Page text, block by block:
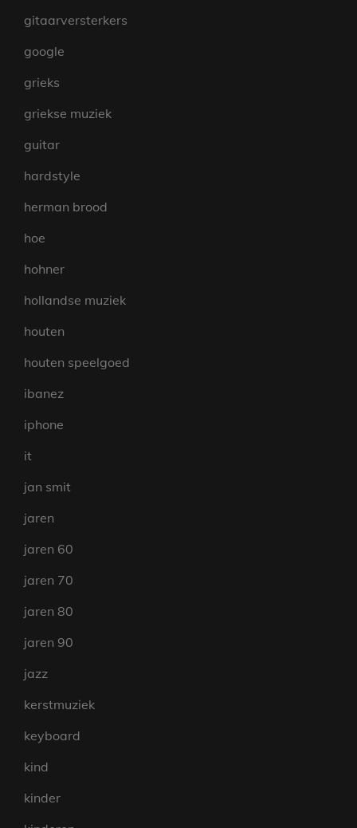
gitaarversterkers
google
grieks
griekse muziek
guitar
hardstyle
herman brood
hoe
hohner
hollandse muziek
houten
houten speelgoed
ibanez
iphone
it
jan smit
jaren
jaren 60
jaren 70
jaren 80
jaren 90
jazz
kerstmuziek
keyboard
kind
kinder